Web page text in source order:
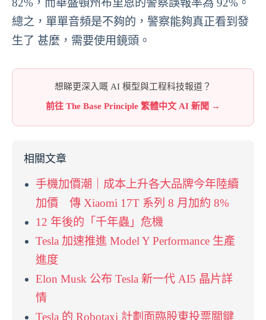
82%，而華盛頓州布里恩的警察誤報率為 92%。
總之，單單音頻是不夠的，警察能夠真正看到發
生了 甚麼，需要使用鏡頭。
想睇更深入嘅 AI 模型與工程科技報道？
前往 The Base Principle 繁體中文 AI 新聞 →
相關文章
手機加價潮｜成本上升各大品牌今年陸續
加價 傳 Xiaomi 17T 系列 8 月加約 8%
12 年後的「千年蟲」危機
Tesla 加速推進 Model Y Performance 生產
進度
Elon Musk 公布 Tesla 新一代 AI5 晶片詳
情
Tesla 的 Robotaxi 計劃面臨股東投票關鍵